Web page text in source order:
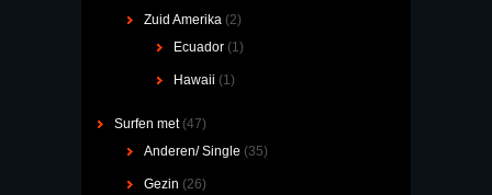
Zuid Amerika (2)
Ecuador (1)
Hawaii (1)
Surfen met(47)
Anderen/ Single (35)
Gezin (26)